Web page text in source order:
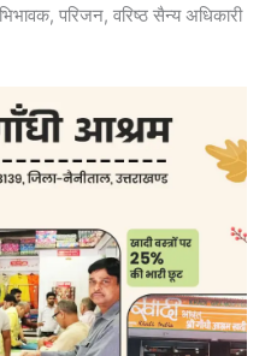
परिजन, वरिष्ठ सैन्य अधिकारी